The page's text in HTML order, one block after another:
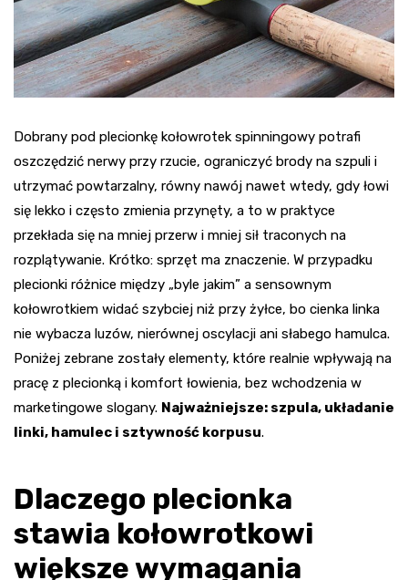
Dobrany pod plecionkę kołowrotek spinningowy potrafi
oszczędzić nerwy przy rzucie, ograniczyć brody na szpuli i
utrzymać powtarzalny, równy nawój nawet wtedy, gdy łowi
się lekko i często zmienia przynęty, a to w praktyce
przekłada się na mniej przerw i mniej sił traconych na
rozplątywanie. Krótko: sprzęt ma znaczenie. W przypadku
plecionki różnice między „byle jakim” a sensownym
kołowrotkiem widać szybciej niż przy żyłce, bo cienka linka
nie wybacza luzów, nierównej oscylacji ani słabego hamulca.
Poniżej zebrane zostały elementy, które realnie wpływają na
pracę z plecionką i komfort łowienia, bez wchodzenia w
marketingowe slogany. Najważniejsze: szpula, układanie
linki, hamulec i sztywność korpusu.
Dlaczego plecionka
stawia kołowrotkowi
większe wymagania